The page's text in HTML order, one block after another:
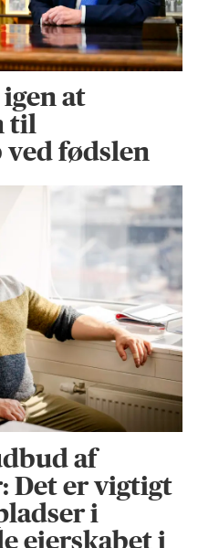
at
til
fødslen
af
Det er vigtigt
i
ejerskabet i